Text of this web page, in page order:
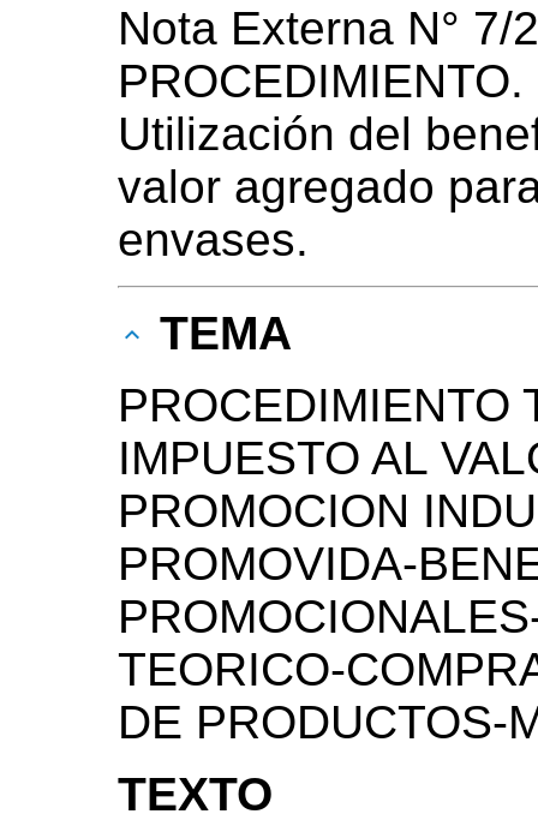
Nota Externa N° 7/
Utilización del
valor agregado
envases.
TEMA
PROCEDIMIENTO
IMPUESTO AL
PROMOCION
PROMOVIDA-
TEORICO-
DE PRODUCTOS-
TEXTO